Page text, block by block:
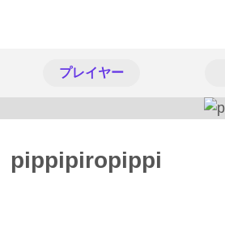
プレイヤー
pippipiropippi